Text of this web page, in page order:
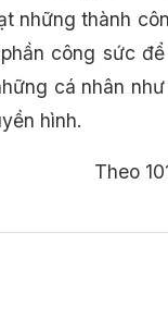
những thành
công sức
cá nhân
hình.
Theo